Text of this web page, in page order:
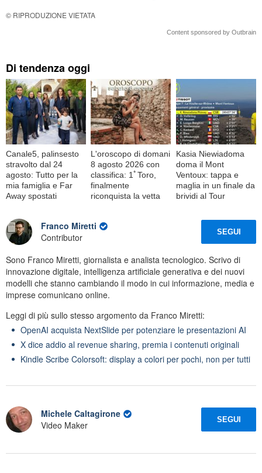
© RIPRODUZIONE VIETATA
Content sponsored by Outbrain
Di tendenza oggi
Canale5, palinsesto
stravolto dal 24
agosto: Tutto per la
mia famiglia e Far
Away spostati
L'oroscopo di domani
8 agosto 2026 con
classifica: 1ﾟToro,
finalmente
riconquista la vetta
Kasia Niewiadoma
doma il Mont
Ventoux: tappa e
maglia in un finale da
brividi al Tour
Franco Miretti
Contributor
SEGUI
Sono Franco Miretti, giornalista e analista tecnologico. Scrivo di
innovazione digitale, intelligenza artificiale generativa e dei nuovi
modelli che stanno cambiando il modo in cui informazione, media e
imprese comunicano online.
Leggi di più sullo stesso argomento da Franco Miretti:
OpenAI acquista NextSlide per potenziare le presentazioni AI
X dice addio al revenue sharing, premia i contenuti originali
Kindle Scribe Colorsoft: display a colori per pochi, non per tutti
Michele Caltagirone
Video Maker
SEGUI